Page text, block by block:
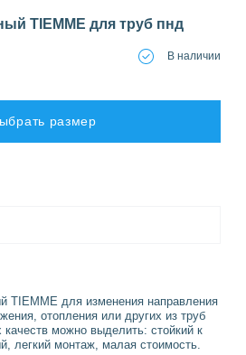
TIEMME для труб пнд
В наличии
размер
TIEMME для изменения направления
отопления или других из труб
можно выделить: стойкий к
легкий монтаж, малая стоимость.